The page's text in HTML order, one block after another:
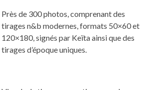
Près de 300 photos, comprenant des
tirages n&b modernes, formats 50×60 et
120×180, signés par Keïta ainsi que des
tirages d’époque uniques.